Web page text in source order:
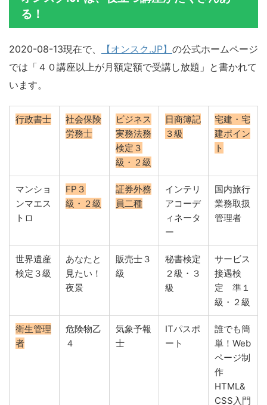
る！
2020-08-13現在で、 【オンスク.JP】 の公式ホームページ
では「４０講座以上が月額定額で受講し放題」と書かれて
います。
行政書士
社会保険
労務士
ビジネス
実務法務
検定３
級・２級
日商簿記
３級
宅建・宅
建ポイン
ト
マンショ
ンマエス
トロ
FP３
級・２級
証券外務
員二種
インテリ
アコーデ
ィネータ
ー
国内旅行
業務取扱
管理者
世界遺産
検定３級
あなたと
見たい！
夜景
販売士３
級
秘書検定
２級・３
級
サービス
接遇検
定 準１
級・２級
衛生管理
者
危険物乙
４
気象予報
士
ITパスポ
ート
誰でも簡
単！Web
ページ制
作
HTML&
CSS入門